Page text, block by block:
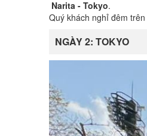
Narita - Tokyo.
Quý khách nghỉ đêm trên
NGÀY 2: TOKYO